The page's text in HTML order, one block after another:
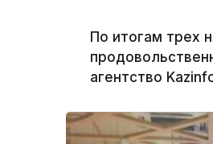
По итогам трех
агентство